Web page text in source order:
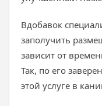
Вдобавок
заполучить
зависит от
Так, по его
этой услуге в